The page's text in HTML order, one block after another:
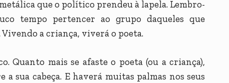
que o político prendeu à lapela. Lembro-
tempo pertencer ao grupo daqueles que
a criança, viverá o poeta.
Quanto mais se afaste o poeta (ou a criança),
sua cabeça. E haverá muitas palmas nos seus